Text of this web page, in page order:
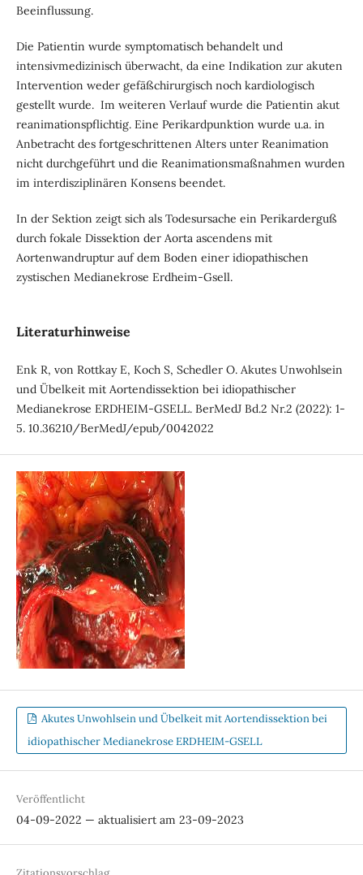
Beeinflussung.
Die Patientin wurde symptomatisch behandelt und
intensivmedizinisch überwacht, da eine Indikation zur akuten
Intervention weder gefäßchirurgisch noch kardiologisch
gestellt wurde. Im weiteren Verlauf wurde die Patientin akut
reanimationspflichtig. Eine Perikardpunktion wurde u.a. in
Anbetracht des fortgeschrittenen Alters unter Reanimation
nicht durchgeführt und die Reanimationsmaßnahmen wurden
im interdisziplinären Konsens beendet.
In der Sektion zeigt sich als Todesursache ein Perikarderguß
durch fokale Dissektion der Aorta ascendens mit
Aortenwandruptur auf dem Boden einer idiopathischen
zystischen Medianekrose Erdheim-Gsell.
Literaturhinweise
Enk R, von Rottkay E, Koch S, Schedler O. Akutes Unwohlsein
und Übelkeit mit Aortendissektion bei idiopathischer
Medianekrose ERDHEIM-GSELL. BerMedJ Bd.2 Nr.2 (2022): 1-
5. 10.36210/BerMedJ/epub/0042022
Akutes Unwohlsein und Übelkeit mit Aortendissektion bei
idiopathischer Medianekrose ERDHEIM-GSELL
Veröffentlicht
04-09-2022 — aktualisiert am 23-09-2023